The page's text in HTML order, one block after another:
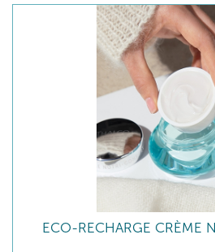
ECO-RECHARGE CRÈME